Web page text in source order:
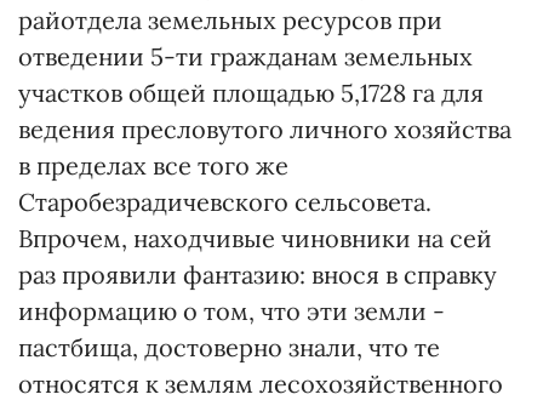
райотдела земельных ресурсов при
отведении 5-ти гражданам земельных
участков общей площадью 5,1728 га для
ведения пресловутого личного хозяйства
в пределах все того же
Старобезрадичевского сельсовета.
Впрочем, находчивые чиновники на сей
раз проявили фантазию: внося в справку
информацию о том, что эти земли -
пастбища, достоверно знали, что те
относятся к землям лесохозяйственного